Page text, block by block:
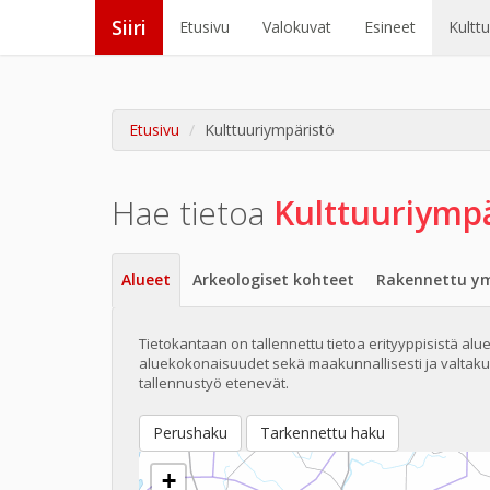
Siiri Etusivu Valokuvat Esineet
Etusivu Kulttuuriympäristö
Hae tietoa Kulttuuri
Alueet Arkeologiset kohteet Rakennettu
Tietokantaan on tallennettu tietoa erityyppisistä
aluekokonaisuudet sekä maakunnallisesti ja
tallennustyö etenevät.
Perushaku Tarkennettu haku
+